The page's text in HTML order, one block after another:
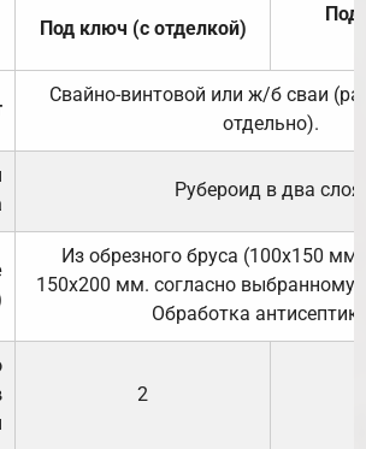
Под ключ (с отделкой)
Под
Свайно-винтовой или ж/б сваи
отдельно).
Рубероид в два слоя.
Из обрезного бруса (100х150
150х200 мм. согласно выбранному
Обработка
2